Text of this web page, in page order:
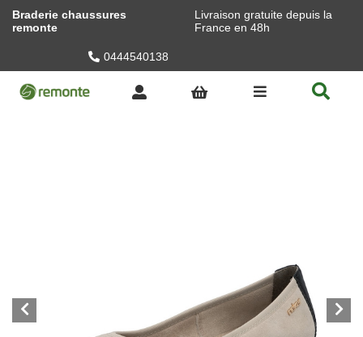
Braderie chaussures
remonte
Livraison gratuite depuis la
France en 48h
0444540138